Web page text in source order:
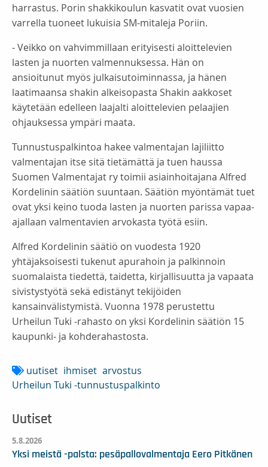
harrastus. Porin shakkikoulun kasvatit ovat vuosien
varrella tuoneet lukuisia SM-mitaleja Poriin.
- Veikko on vahvimmillaan erityisesti aloittelevien
lasten ja nuorten valmennuksessa. Hän on
ansioitunut myös julkaisutoiminnassa, ja hänen
laatimaansa shakin alkeisopasta Shakin aakkoset
käytetään edelleen laajalti aloittelevien pelaajien
ohjauksessa ympäri maata.
Tunnustuspalkintoa hakee valmentajan lajiliitto
valmentajan itse sitä tietämättä ja tuen haussa
Suomen Valmentajat ry toimii asiainhoitajana Alfred
Kordelinin säätiön suuntaan. Säätiön myöntämät tuet
ovat yksi keino tuoda lasten ja nuorten parissa vapaa-
ajallaan valmentavien arvokasta työtä esiin.
Alfred Kordelinin säätiö on vuodesta 1920
yhtäjaksoisesti tukenut apurahoin ja palkinnoin
suomalaista tiedettä, taidetta, kirjallisuutta ja vapaata
sivistystyötä sekä edistänyt tekijöiden
kansainvälistymistä. Vuonna 1978 perustettu
Urheilun Tuki -rahasto on yksi Kordelinin säätiön 15
kaupunki- ja kohderahastosta.
uutiset ihmiset arvostus
Urheilun Tuki -tunnustuspalkinto
Uutiset
5.8.2026
Yksi meistä -palsta: pesäpallovalmentaja Eero Pitkänen